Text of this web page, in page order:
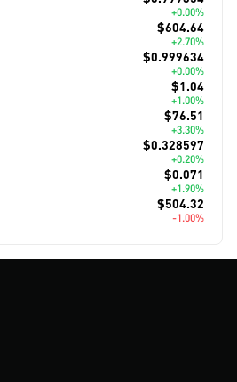
+0.00%
$604.64
+2.70%
$0.999634
+0.00%
$1.04
+1.00%
$76.51
+3.30%
$0.328597
+0.20%
$0.071
+1.90%
$504.32
-1.00%